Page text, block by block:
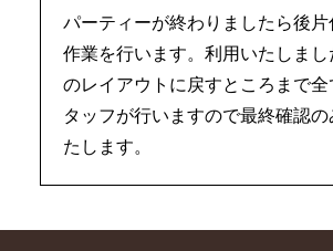
パーティーが終わりましたら後片
作業を行います。利用いたしまし
のレイアウトに戻すところまで全
タッフが行いますので最終確認
たします。